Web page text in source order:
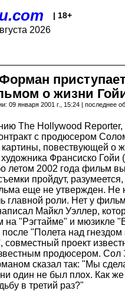
| 18+
2026
о жизни
09 января 2001 г., 15:24 | последнее
The Hollywood
с продюсером
картины, повествующей о
художника Франсиско Гойи
летом 2002 года фильм
пройдут,
еще не утвержден. Не
главной роли. Нет у
Майкл Уэллер,
на "Рэгтайме" и мюзикле
после "Полета над гнездом
совместный проект
продюсером. Сол
сказал так: "Мы
ни один не был плох. Как
в третий раз?"